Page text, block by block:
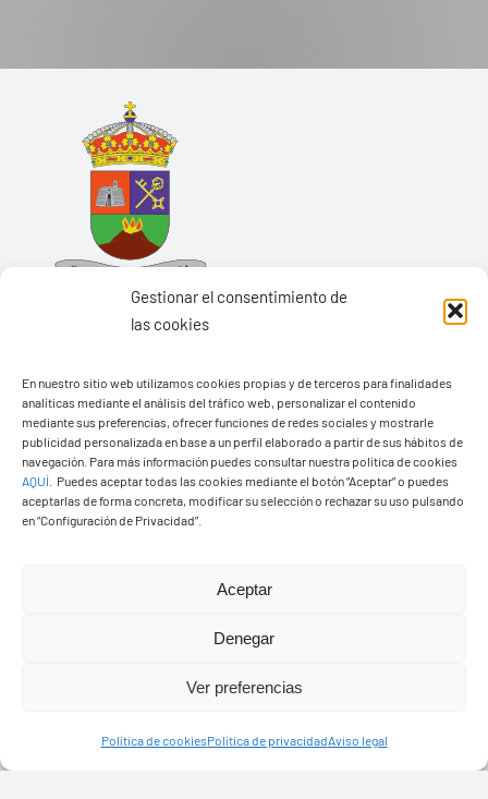
Gestionar el consentimiento de
las cookies
En nuestro sitio web utilizamos cookies propias y de terceros para finalidades
analíticas mediante el análisis del tráfico web, personalizar el contenido
mediante sus preferencias, ofrecer funciones de redes sociales y mostrarle
publicidad personalizada en base a un perfil elaborado a partir de sus hábitos de
navegación. Para más información puedes consultar nuestra política de cookies
AQUÍ
Puedes aceptar todas las cookies mediante el botón “Aceptar” o puedes
aceptarlas de forma concreta, modificar su selección o rechazar su uso pulsando
en “Configuración de Privacidad”.
Aceptar
Denegar
Ver preferencias
Política de cookiesPolítica de privacidadAviso legal
Ayuntamiento de Yaiza
Pza. de Los Remedios, 1
35570 – Yaiza
Tel:928 83 62 20
© Copyright2026 Ayuntamiento de Yaiza - Todos los